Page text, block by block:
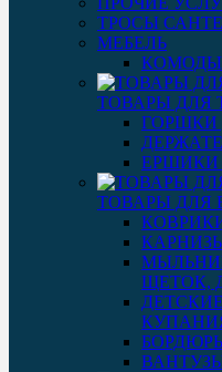
ТРОСЫ
МЕБЕЛЬ
ТОВАРЫ ДЛЯ
ГОРШКИ
ЕРШИКИ
ТОВАРЫ ДЛЯ
ЩЕТОК,